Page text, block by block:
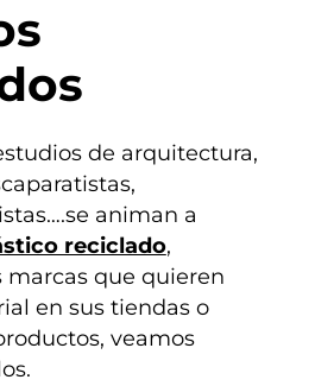
de arquitectura,
animan a
reciclado,
marcas que quieren
en sus tiendas o
veamos